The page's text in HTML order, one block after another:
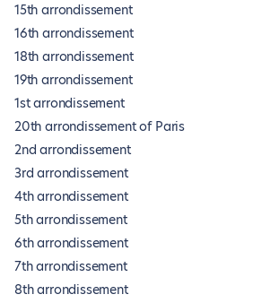
15th arrondissement
16th arrondissement
18th arrondissement
19th arrondissement
1st arrondissement
20th arrondissement of Paris
2nd arrondissement
3rd arrondissement
4th arrondissement
5th arrondissement
6th arrondissement
7th arrondissement
8th arrondissement